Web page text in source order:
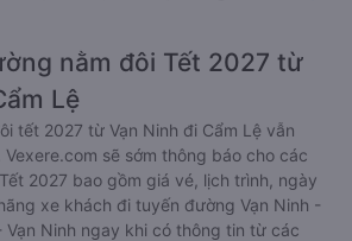
nằm đôi Tết 2027 từ
Lệ
tết 2027 từ Vạn Ninh đi Cẩm Lệ vẫn
sẽ sớm thông báo cho các
2027 bao gồm giá vé, lịch trình, ngày
xe khách đi tuyến đường Vạn Ninh -
Vạn Ninh ngay khi có thông tin từ các